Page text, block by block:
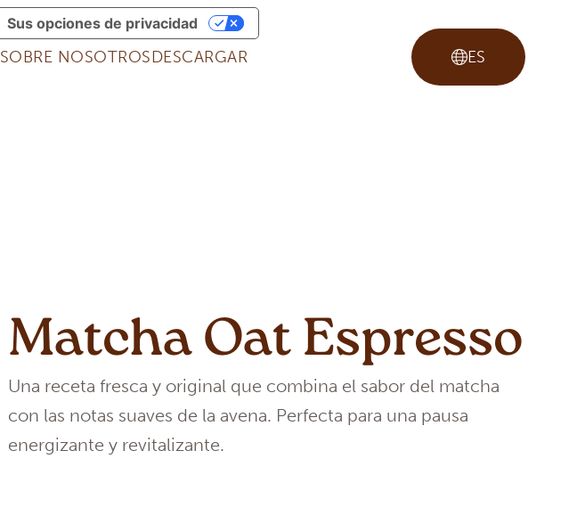
SOBRE NOSOTROSDESCARGAR ES
Matcha Oat Espresso
Una receta fresca y original que combina el sabor del matcha
con las notas suaves de la avena. Perfecta para una pausa
energizante y revitalizante.
Sus opciones de privacidad